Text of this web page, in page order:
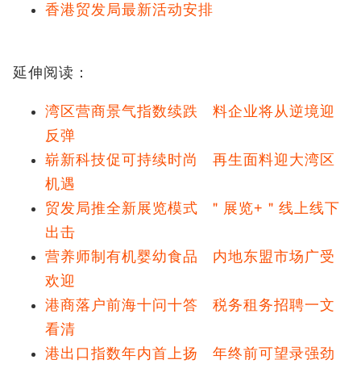
香港贸发局最新活动安排
延伸阅读：
湾区营商景气指数续跌 料企业将从逆境迎
反弹
崭新科技促可持续时尚 再生面料迎大湾区
机遇
贸发局推全新展览模式 ＂展览+＂线上线下
出击
营养师制有机婴幼食品 内地东盟市场广受
欢迎
港商落户前海十问十答 税务租务招聘一文
看清
港出口指数年内首上扬 年终前可望录强劲